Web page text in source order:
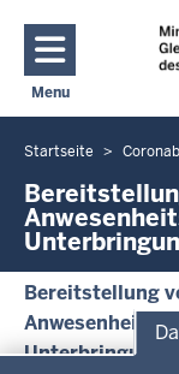
Menu
Navigation
Sie
befinden
sich
hier
Startseite
Bereitstellung